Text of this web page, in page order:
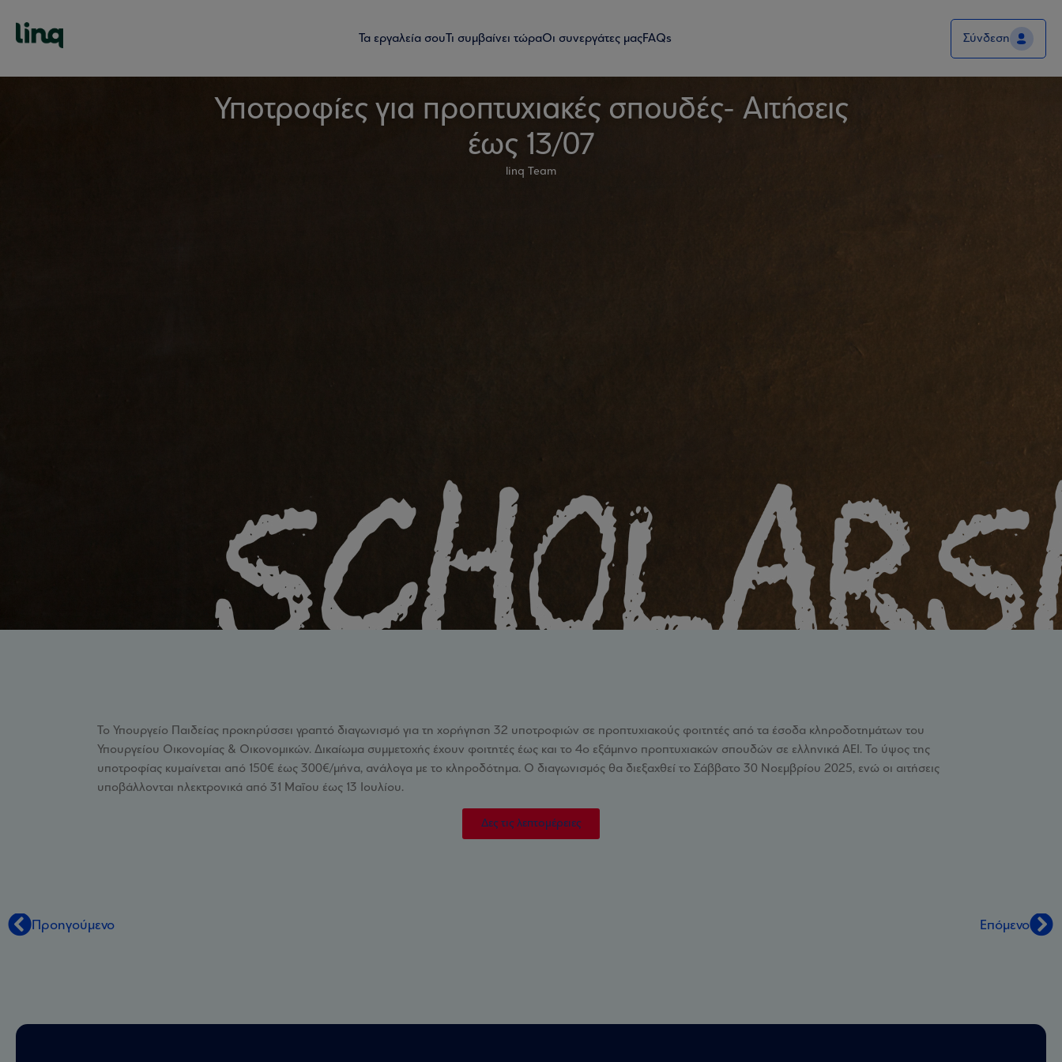
Τα εργαλεία σουΤι συμβαίνει τώραΟι συνεργάτες μαςFAQs Σύνδεση
Υποτροφίες για προπτυχιακές σπουδές- Αιτήσεις
έως 13/07
linq Team
Το Υπουργείο Παιδείας προκηρύσσει γραπτό διαγωνισμό για τη χορήγηση 32 υποτροφιών σε προπτυχιακούς φοιτητές από τα έσοδα κληροδοτημάτων του
Υπουργείου Οικονομίας & Οικονομικών. Δικαίωμα συμμετοχής έχουν φοιτητές έως και το 4ο εξάμηνο προπτυχιακών σπουδών σε ελληνικά ΑΕΙ. Το ύψος της
υποτροφίας κυμαίνεται από 150€ έως 300€/μήνα, ανάλογα με το κληροδότημα. Ο διαγωνισμός θα διεξαχθεί το Σάββατο 30 Νοεμβρίου 2025, ενώ οι αιτήσεις
υποβάλλονται ηλεκτρονικά από 31 Μαΐου έως 13 Ιουλίου.
Δες τις λεπτομέρειες
Προηγούμενο Επόμενο